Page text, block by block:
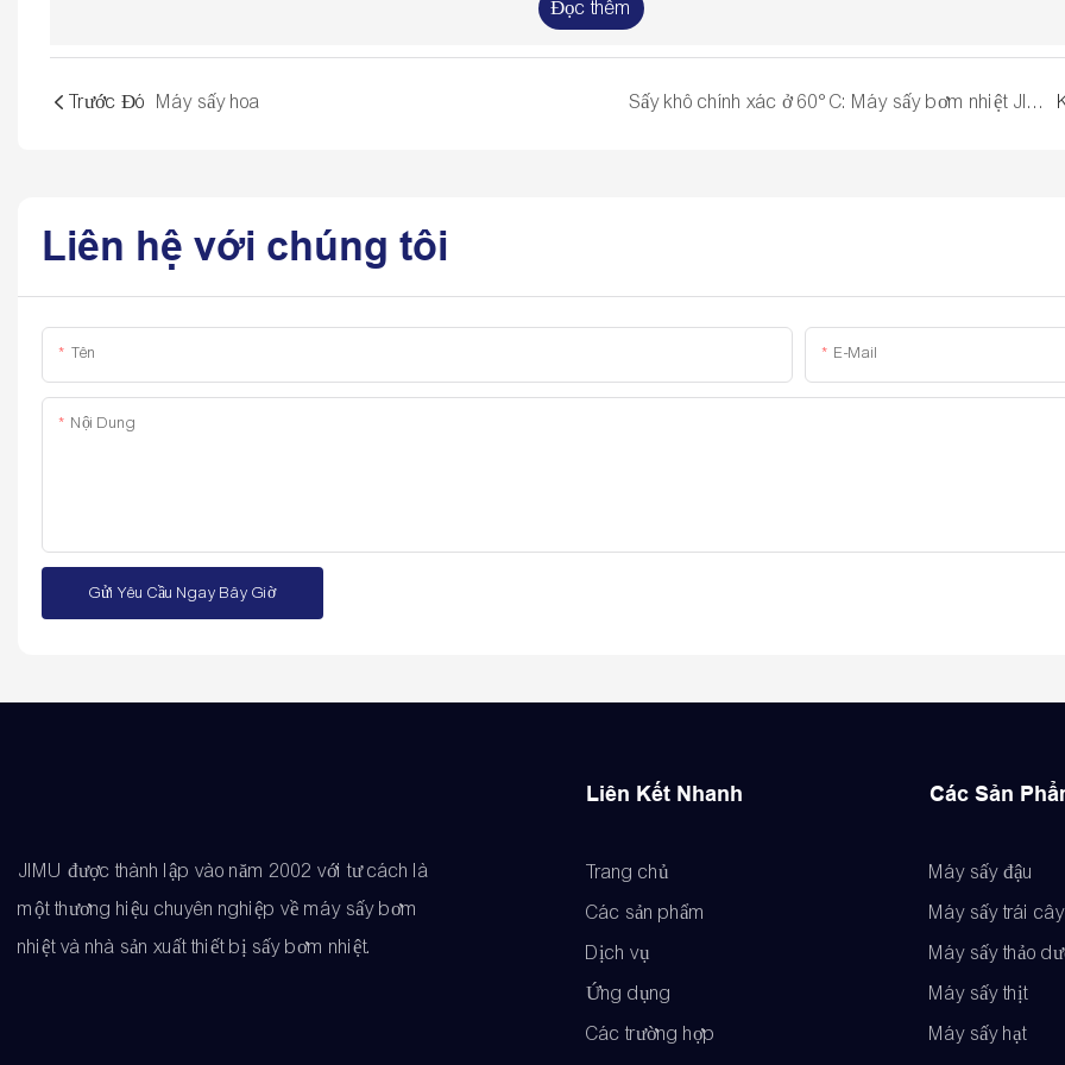
Đọc thêm
Trước Đó Máy sấy hoa Sấy khô chính xác ở 60°C: Máy sấy bơm nhiệt JIMU giữ nguyên chất chống oxy hóa và vị ngọt không calo của Stevia (Đảm bảo độ ẩm 10%!)
Liên hệ với chúng tôi
Tên E-Mail
Nội Dung
Gửi Yêu Cầu Ngay Bây Giờ
JIMU được thành lập vào năm 2002 với tư cách là
một thương hiệu chuyên nghiệp về máy sấy bơm
nhiệt và nhà sản xuất thiết bị sấy bơm nhiệt.
Liên Kết Nhanh
Trang chủ
Các sản phẩm
Dịch vụ
Ứng dụng
Các trường hợp
Các Sản
Máy sấy đậu
Máy sấy trái cây
Máy sấy thảo
Máy sấy thịt
Máy sấy hạt